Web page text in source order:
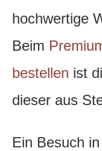
hochwertige
Beim
bestellen ist
dieser aus
Ein Besuch